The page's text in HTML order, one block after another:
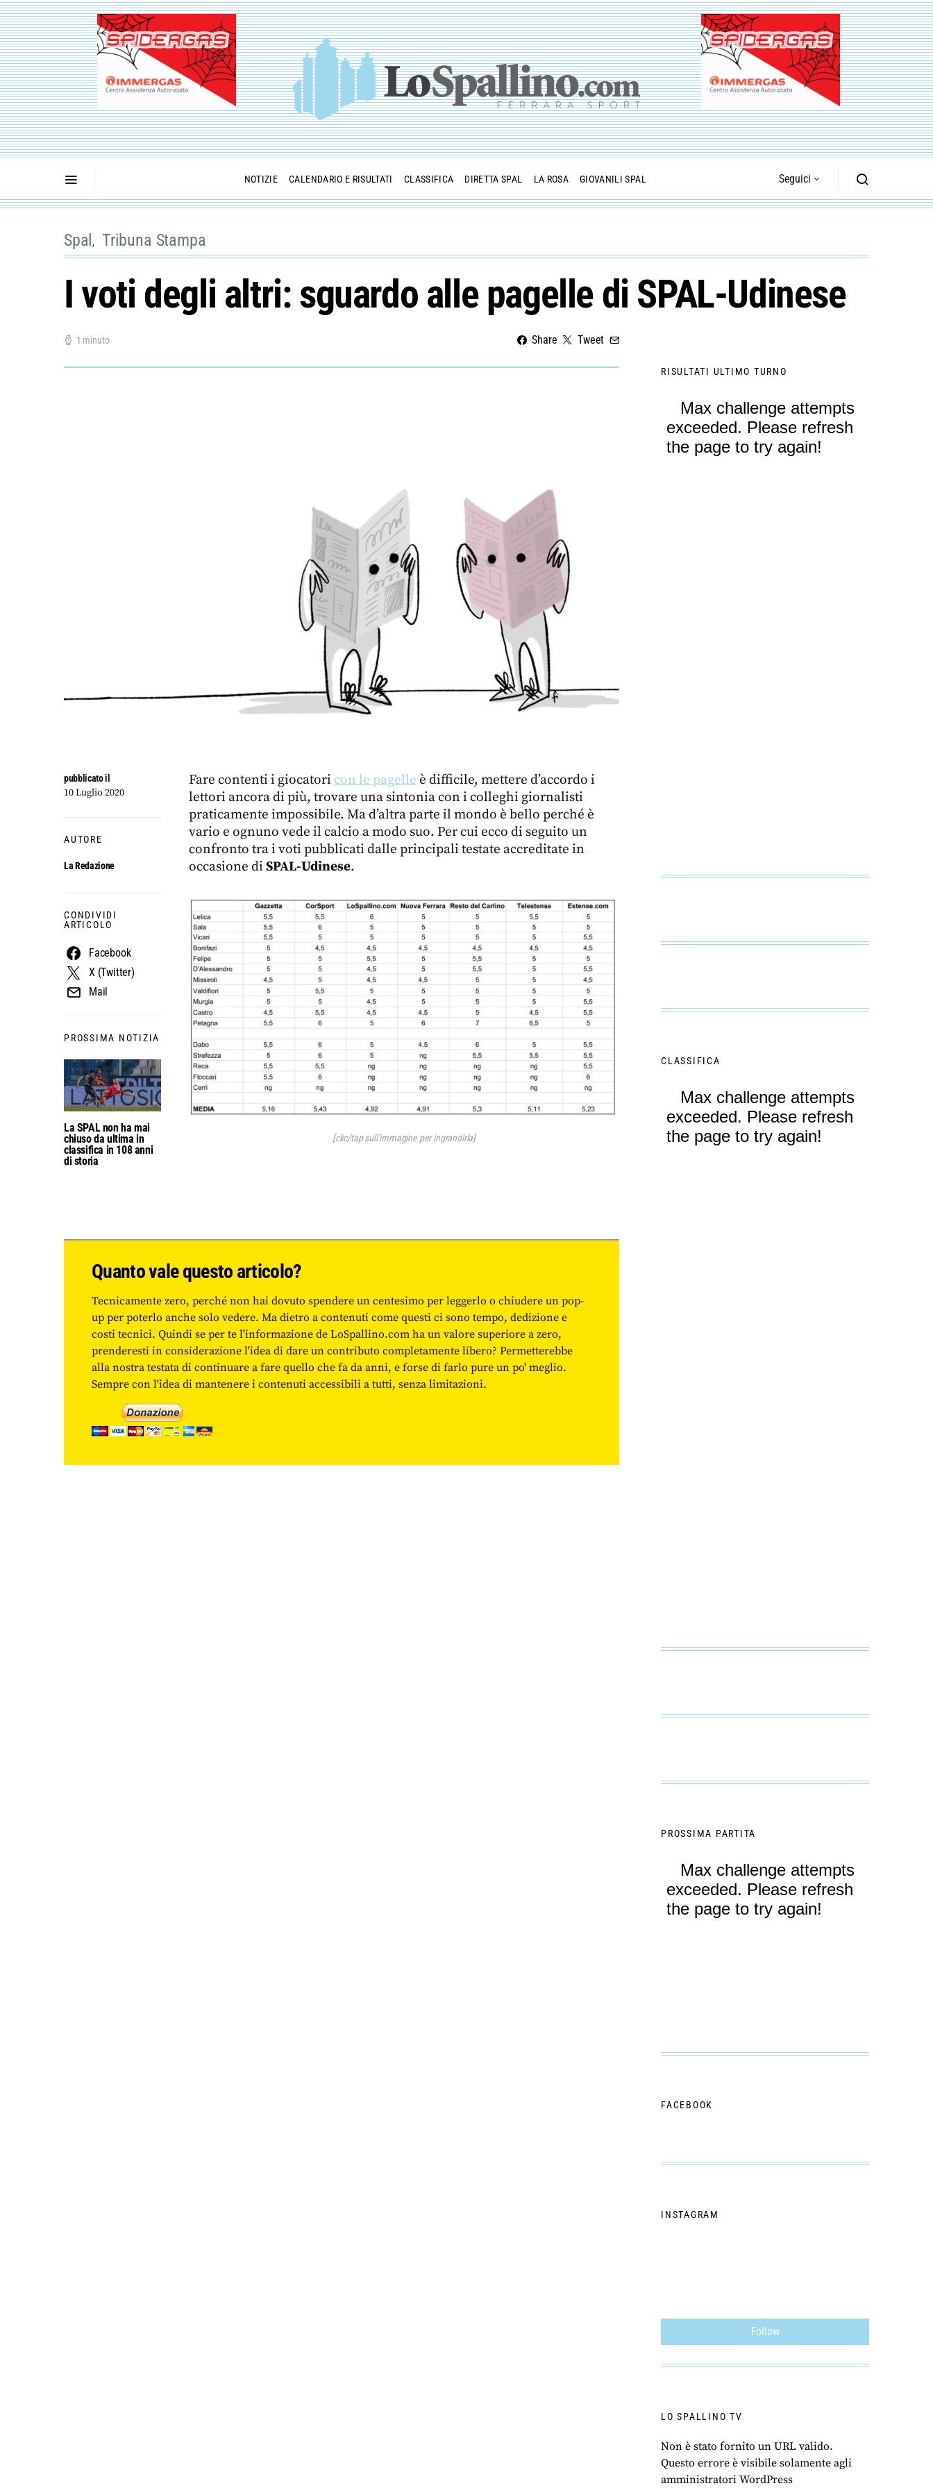
NOTIZIE CALENDARIO E RISULTATI CLASSIFICA DIRETTA SPAL LA ROSA GIOVANILI SPAL Seguici
Spal Tribuna Stampa
I voti degli altri: sguardo alle pagelle di SPAL-Udinese
1 minuto Share Tweet
PROSSIMA NOTIZIA
La SPAL non ha mai
chiuso da ultima in
classifica in 108 anni
di storia
pubblicato il
10 Luglio 2020
AUTORE
La Redazione
CONDIVIDI
ARTICOLO
Facebook
X (Twitter)
Mail
Fare contenti i giocatori con le pagelle è difficile, mettere d’accordo i
lettori ancora di più, trovare una sintonia con i colleghi giornalisti
praticamente impossibile. Ma d’altra parte il mondo è bello perché è
vario e ognuno vede il calcio a modo suo. Per cui ecco di seguito un
confronto tra i voti pubblicati dalle principali testate accreditate in
occasione di SPAL-Udinese.
[clic/tap sull’immagine per ingrandirla]
Quanto vale questo articolo?
Tecnicamente zero, perché non hai dovuto spendere un centesimo per leggerlo o chiudere un pop-
up per poterlo anche solo vedere. Ma dietro a contenuti come questi ci sono tempo, dedizione e
costi tecnici. Quindi se per te l'informazione de LoSpallino.com ha un valore superiore a zero,
prenderesti in considerazione l'idea di dare un contributo completamente libero? Permetterebbe
alla nostra testata di continuare a fare quello che fa da anni, e forse di farlo pure un po' meglio.
Sempre con l'idea di mantenere i contenuti accessibili a tutti, senza limitazioni.
RISULTATI ULTIMO TURNO
CLASSIFICA
PROSSIMA PARTITA
FACEBOOK
INSTAGRAM
Follow
LO SPALLINO TV
Non è stato fornito un URL valido.
Questo errore è visibile solamente agli
amministratori WordPress